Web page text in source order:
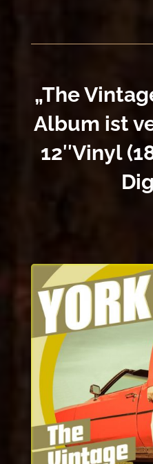
„The
Album ist
12″Vinyl